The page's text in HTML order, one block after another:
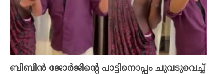
ബിബിൻ ജോർജിന്റെ പാട്ടിനൊപ്പം ചുവടുവെച്ച്